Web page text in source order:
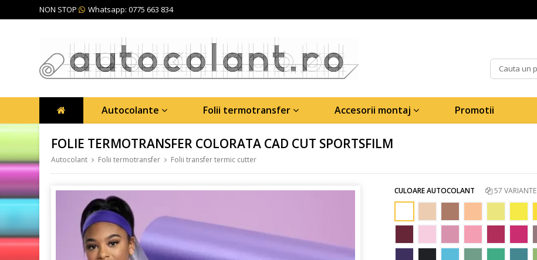
NON STOP Whatsapp: 0775 663 834
Autocolante Folii termotransfer Accesorii montaj Promotii
FOLIE TERMOTRANSFER COLORATA CAD CUT SPORTSFILM
Autocolant Folii termotransfer Folii transfer termic cutter
CULOARE AUTOCOLANT 57 VARIANTE